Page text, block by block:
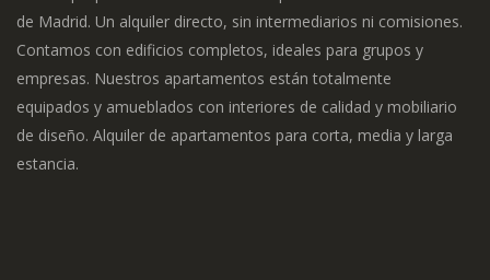
de Madrid. Un alquiler directo, sin intermediarios ni comisiones.
Contamos con edificios completos, ideales para grupos y
empresas. Nuestros apartamentos están totalmente
equipados y amueblados con interiores de calidad y mobiliario
de diseño. Alquiler de apartamentos para corta, media y larga
estancia.